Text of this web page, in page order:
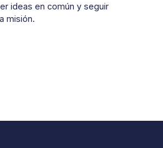
ideas en común y seguir
misión.